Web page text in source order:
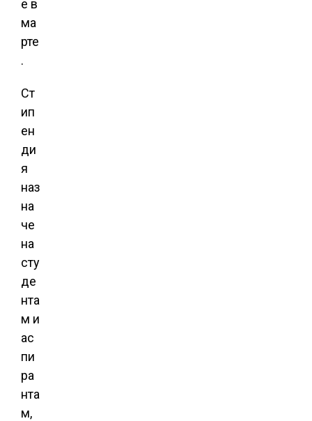
е в
ма
рте
.
Ст
ип
ен
ди
я
наз
на
че
на
сту
де
нта
м и
ас
пи
ра
нта
м,